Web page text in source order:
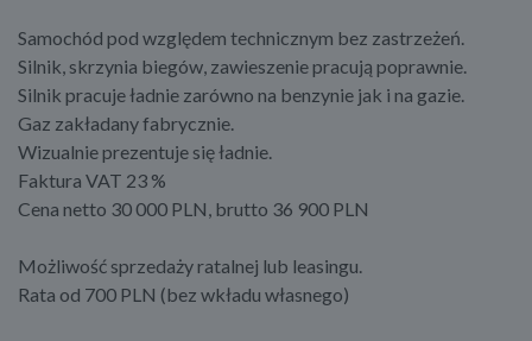
Samochód pod względem technicznym bez zastrzeżeń.
Silnik, skrzynia biegów, zawieszenie pracują poprawnie.
Silnik pracuje ładnie zarówno na benzynie jak i na gazie.
Gaz zakładany fabrycznie.
Wizualnie prezentuje się ładnie.
Faktura VAT 23 %
Cena netto 30 000 PLN, brutto 36 900 PLN
Możliwość sprzedaży ratalnej lub leasingu.
Rata od 700 PLN (bez wkładu własnego)